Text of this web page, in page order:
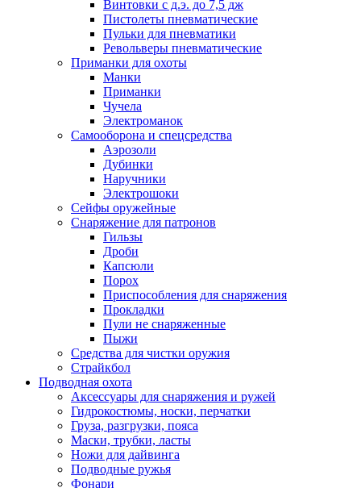
Винтовки с д.э. до 7,5 дж
Пистолеты пневматические
Пульки для пневматики
Револьверы пневматические
Приманки для охоты
Манки
Приманки
Чучела
Электроманок
Самооборона и спецсредства
Аэрозоли
Дубинки
Наручники
Электрошоки
Сейфы оружейные
Снаряжение для патронов
Гильзы
Дроби
Капсюли
Порох
Приспособления для снаряжения
Прокладки
Пули не снаряженные
Пыжи
Средства для чистки оружия
Страйкбол
Подводная охота
Аксессуары для снаряжения и ружей
Гидрокостюмы, носки, перчатки
Груза, разгрузки, пояса
Маски, трубки, ласты
Ножи для дайвинга
Подводные ружья
Фонари